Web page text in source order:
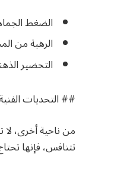
الضغط
الرهبة من
التحضير
## التحديات
من ناحية أخرى،
تتنافس، فإنها